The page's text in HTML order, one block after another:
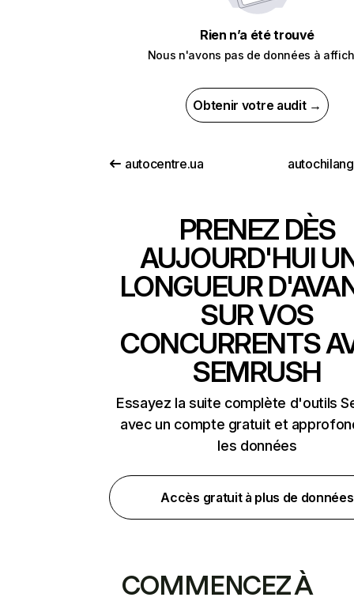
Rien n’a été trouvé
Nous n'avons pas de données à
Obtenir votre audit →
autocentre.ua
PRENEZ DÈS
AUJOURD'HUI
LONGUEUR
SUR VOS
CONCURRENTS
SEMRUSH
Essayez la suite complète d'outils
avec un compte gratuit et
les données
Accès gratuit à plus de données
COMMENCEZ À